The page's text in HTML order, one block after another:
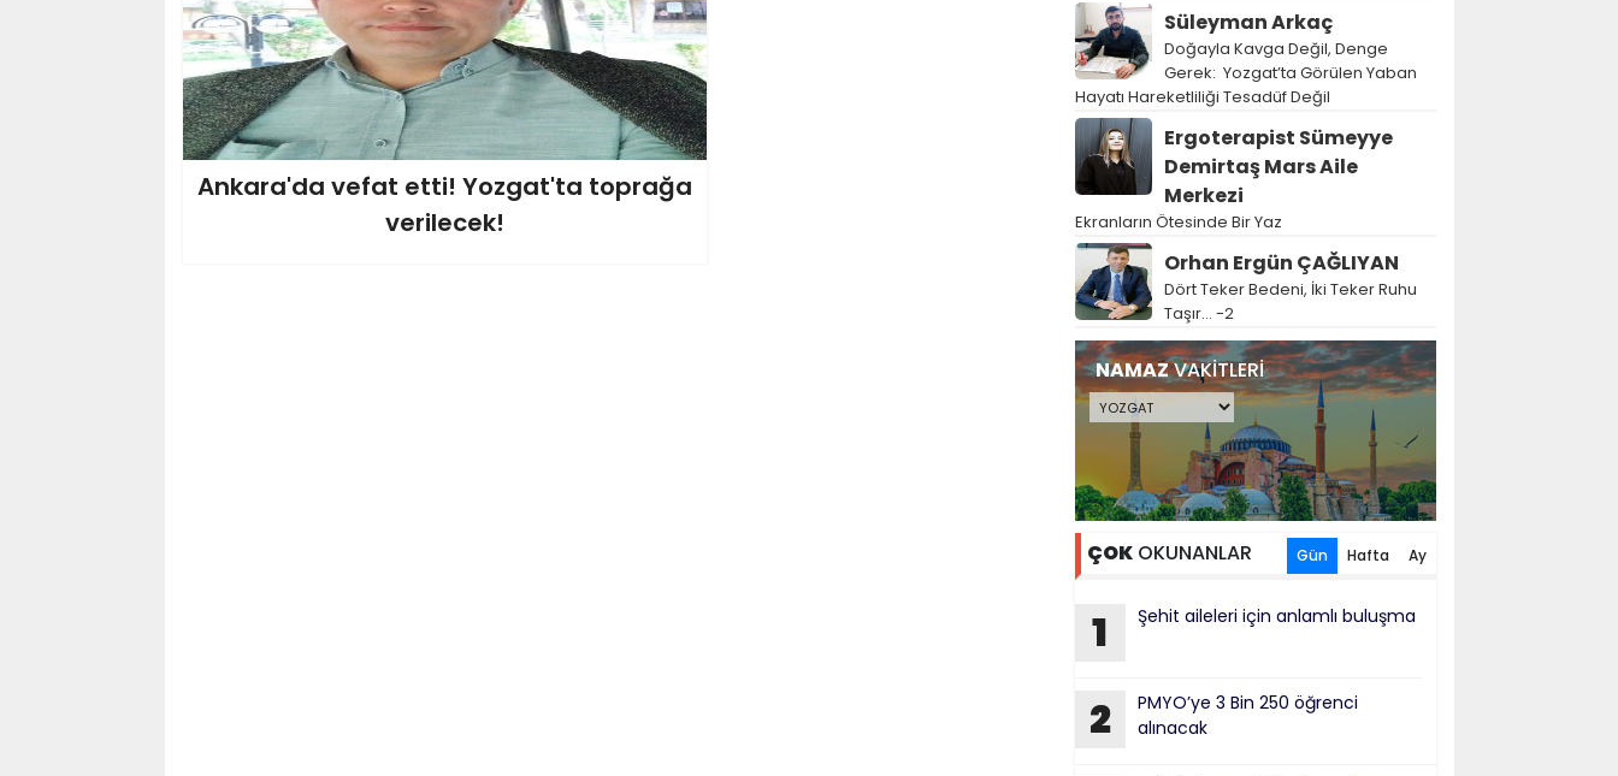
Ankara'da vefat etti! Yozgat'ta toprağa
verilecek!
Süleyman Arkaç
Doğayla Kavga Değil, Denge
Gerek: Yozgat’ta Görülen Yaban
Hayatı Hareketliliği Tesadüf Değil
Ergoterapist Sümeyye
Demirtaş Mars Aile
Merkezi
Ekranların Ötesinde Bir Yaz
Orhan Ergün ÇAĞLIYAN
Dört Teker Bedeni, İki Teker Ruhu
Taşır… -2
NAMAZVAKİTLERİ
ÇOKOKUNANLAR Gün Hafta Ay
1 Şehit aileleri için anlamlı buluşma
2
PMYO’ye 3 Bin 250 öğrenci
alınacak